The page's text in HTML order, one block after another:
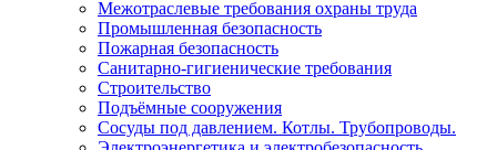
Межотраслевые требования охраны труда
Промышленная безопасность
Пожарная безопасность
Санитарно-гигиенические требования
Строительство
Подъёмные сооружения
Сосуды под давлением. Котлы. Трубопроводы.